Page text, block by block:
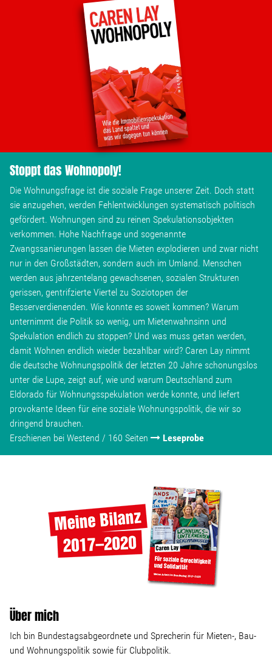
Mediathek
Über mich
Lebenslauf
Wohnopoly
Das Buch
Leseprobe
Pressestimmen
Bestellen
Stoppt das Wohnopoly!
Die Wohnungsfrage ist die soziale Frage unserer Zeit. Doch statt
sie anzugehen, werden Fehlentwicklungen systematisch politisch
gefördert. Wohnungen sind zu reinen Spekulationsobjekten
verkommen. Hohe Nachfrage und sogenannte
Zwangssanierungen lassen die Mieten explodieren und zwar nicht
nur in den Großstädten, sondern auch im Umland. Menschen
werden aus jahrzentelang gewachsenen, sozialen Strukturen
gerissen, gentrifzierte Viertel zu Soziotopen der
Besserverdienenden. Wie konnte es soweit kommen? Warum
unternimmt die Politik so wenig, um Mietenwahnsinn und
Spekulation endlich zu stoppen? Und was muss getan werden,
damit Wohnen endlich wieder bezahlbar wird? Caren Lay nimmt
die deutsche Wohnungspolitik der letzten 20 Jahre schonungslos
unter die Lupe, zeigt auf, wie und warum Deutschland zum
Eldorado für Wohnungsspekulation werde konnte, und liefert
provokante Ideen für eine soziale Wohnungspolitik, die wir so
dringend brauchen.
Erschienen bei Westend / 160 Seiten
Leseprobe
Über mich
Ich bin Bundestagsabgeordnete und Sprecherin für Mieten-, Bau-
und Wohnungspolitik sowie für Clubpolitik.